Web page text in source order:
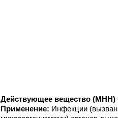
Действующее вещество (МНН)
Применение: Инфекции